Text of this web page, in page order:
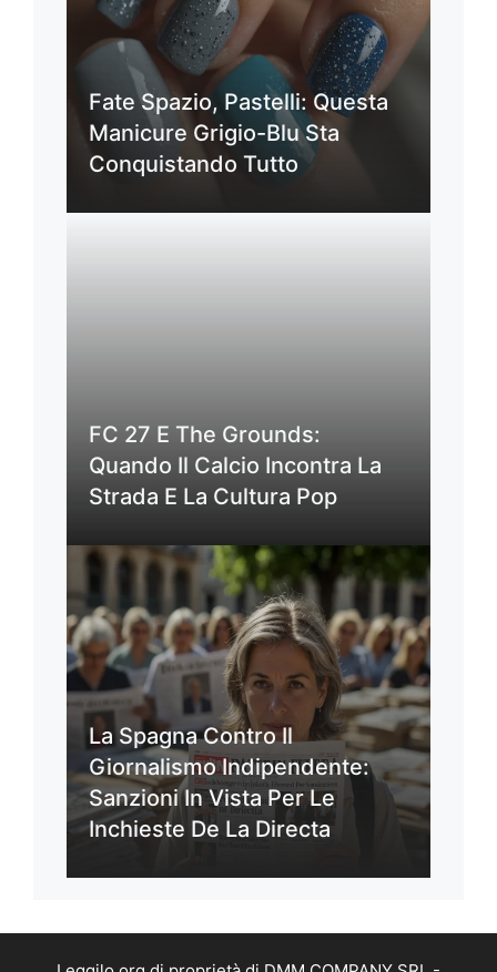
Fate Spazio, Pastelli: Questa
Manicure Grigio-Blu Sta
Conquistando Tutto
FC 27 E The Grounds:
Quando Il Calcio Incontra La
Strada E La Cultura Pop
La Spagna Contro Il
Giornalismo Indipendente:
Sanzioni In Vista Per Le
Inchieste De La Directa